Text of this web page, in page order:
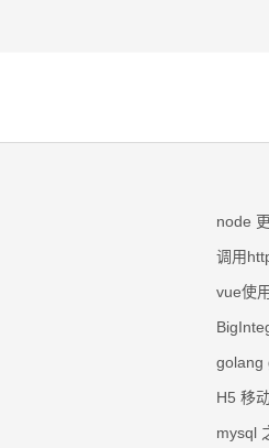
node
调用
vue使
golang
H5 移
mysql